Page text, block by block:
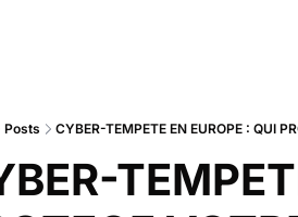
Posts CYBER-TEMPETE EN EUROPE : QUI